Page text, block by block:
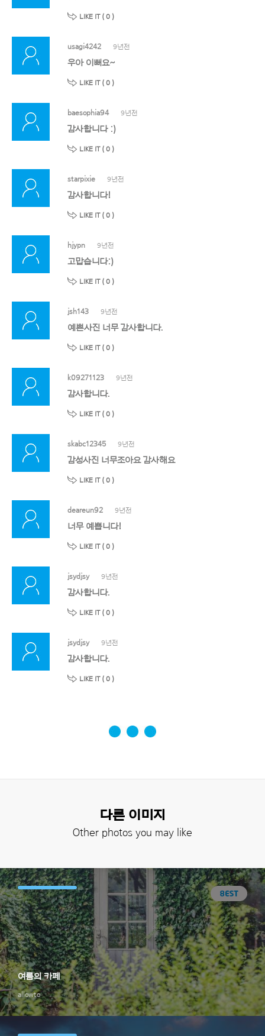
LIKE IT ( 0 )
usagi4242 9년전
우아 이뻐요~
LIKE IT ( 0 )
baesophia94 9년전
감사합니다 :)
LIKE IT ( 0 )
starpixie 9년전
감사합니다!
LIKE IT ( 0 )
hjypn 9년전
고맙습니다:)
LIKE IT ( 0 )
jsh143 9년전
예쁜사진 너무 감사합니다.
LIKE IT ( 0 )
k09271123 9년전
감사합니다.
LIKE IT ( 0 )
skabc12345 9년전
감성사진 너무조아요 감사해요
LIKE IT ( 0 )
deareun92 9년전
너무 예쁩니다!
LIKE IT ( 0 )
jsydjsy 9년전
감사합니다.
LIKE IT ( 0 )
jsydjsy 9년전
감사합니다.
LIKE IT ( 0 )
다른 이미지
Other photos you may like
allowto
여름의 카페